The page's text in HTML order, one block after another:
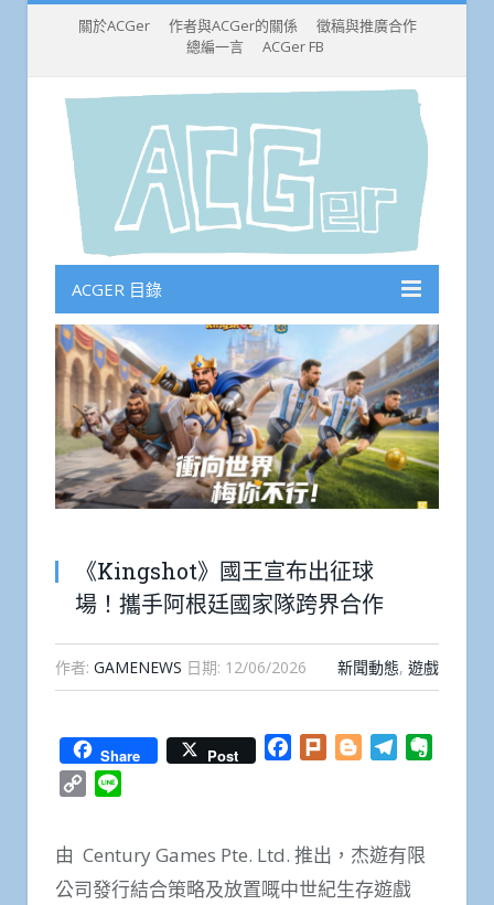
關於ACGer 作者與ACGer的關係
徵稿與推廣合作
總編一言
ACGer FB
ACGER 目錄
《Kingshot》國王宣布出征球
場！攜手阿根廷國家隊跨界合作
作者: GAMENEWS 日期: 12/06/2026 新聞動態, 遊戲
Share Post Facebook
Plurk BloggerTelegram
Copy
由 Century Games Pte. Ltd. 推出，杰遊有限
公司發行結合策略及放置嘅中世紀生存遊戲